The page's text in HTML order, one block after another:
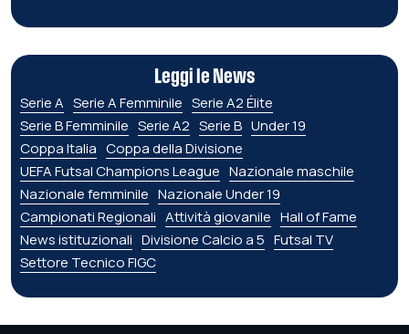
Leggi le News
Serie A Serie A Femminile Serie A2 Élite
Serie B Femminile Serie A2 Serie B Under 19
Coppa Italia Coppa della Divisione
UEFA Futsal Champions League Nazionale maschile
Nazionale femminile Nazionale Under 19
Campionati Regionali Attività giovanile Hall of Fame
News istituzionali Divisione Calcio a 5 Futsal TV
Settore Tecnico FIGC